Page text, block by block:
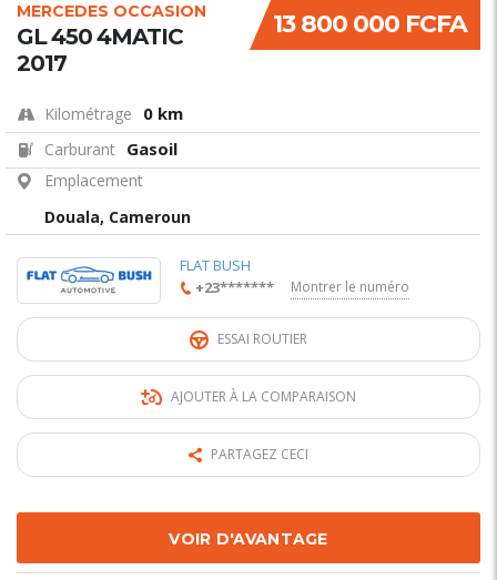
13 800 000 FCFA
MERCEDES OCCASION
GL 450 4MATIC
2017
Kilométrage 0 km
Carburant Gasoil
Emplacement
Douala, Cameroun
FLAT BUSH
+23*******
Montrer le numéro
ESSAI ROUTIER
AJOUTER À LA COMPARAISON
PARTAGEZ CECI
VOIR D'AVANTAGE